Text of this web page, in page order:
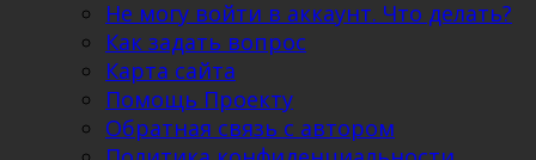
Не могу войти в аккаунт. Что делать?
Как задать вопрос
Карта сайта
Помощь Проекту
Обратная связь с автором